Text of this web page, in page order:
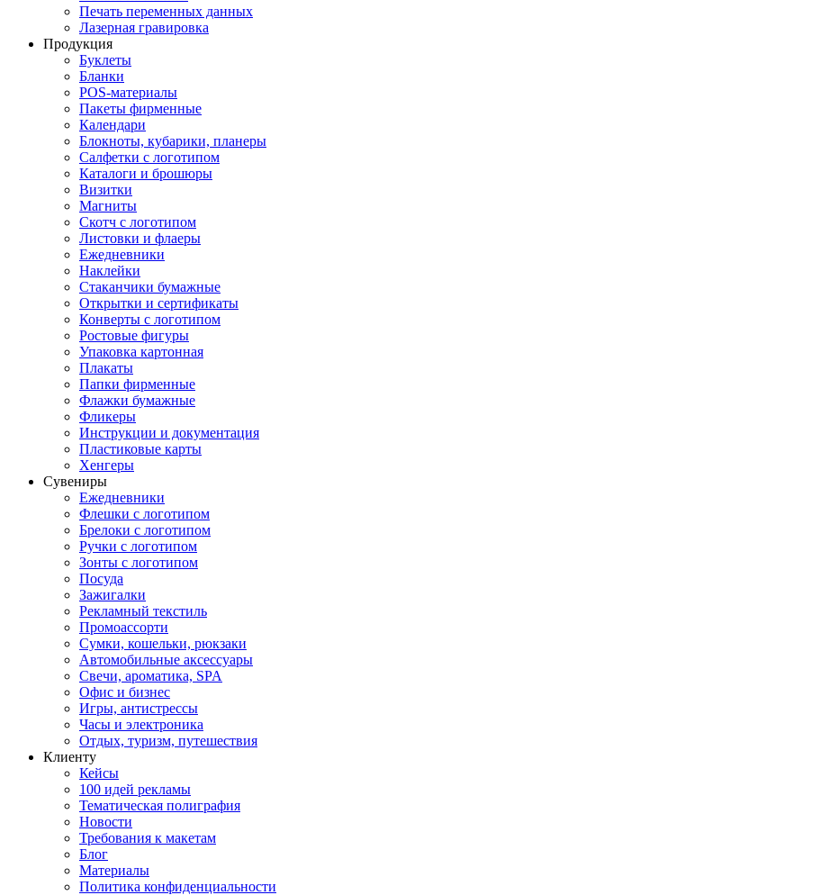
Печать переменных данных
Лазерная гравировка
Продукция
Буклеты
Бланки
POS-материалы
Пакеты фирменные
Календари
Блокноты, кубарики, планеры
Салфетки с логотипом
Каталоги и брошюры
Визитки
Магниты
Скотч с логотипом
Листовки и флаеры
Ежедневники
Наклейки
Стаканчики бумажные
Открытки и сертификаты
Конверты с логотипом
Ростовые фигуры
Упаковка картонная
Плакаты
Папки фирменные
Флажки бумажные
Фликеры
Инструкции и документация
Пластиковые карты
Хенгеры
Сувениры
Ежедневники
Флешки с логотипом
Брелоки с логотипом
Ручки с логотипом
Зонты с логотипом
Посуда
Зажигалки
Рекламный текстиль
Промоассорти
Сумки, кошельки, рюкзаки
Автомобильные аксессуары
Свечи, ароматика, SPA
Офис и бизнес
Игры, антистрессы
Часы и электроника
Отдых, туризм, путешествия
Клиенту
Кейсы
100 идей рекламы
Тематическая полиграфия
Новости
Требования к макетам
Блог
Материалы
Политика конфиденциальности